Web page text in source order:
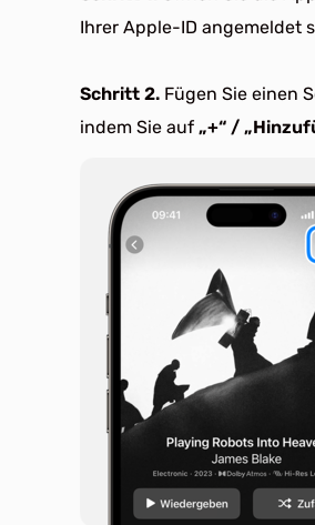
Ihrer Apple-ID angemeldet
Schritt 2. Fügen Sie einen
indem Sie auf „+“ /